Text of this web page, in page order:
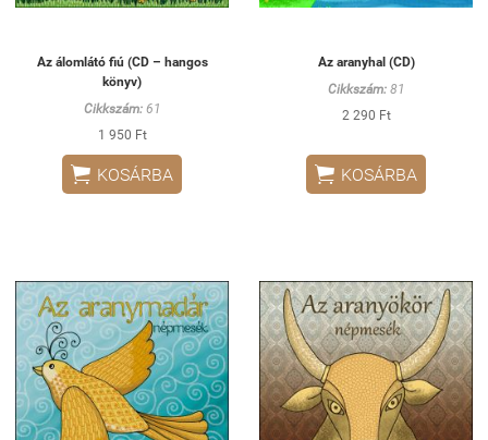
Az álomlátó fiú (CD – hangos
könyv)
Cikkszám:61
1 950 Ft
 KOSÁRBA
Az aranyhal (CD)
Cikkszám:81
2 290 Ft
 KOSÁRBA